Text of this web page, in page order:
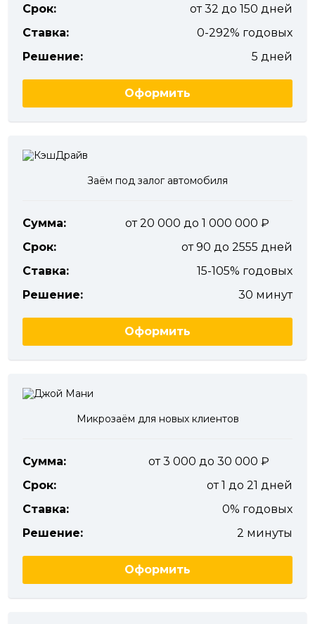
Срок:
от 32 до 150 дней
Ставка:
0-292% годовых
Решение:
5 дней
Оформить
Заём под залог автомобиля
Сумма:
от 20 000 до 1 000 000
Срок:
от 90 до 2555 дней
Ставка:
15-105% годовых
Решение:
30 минут
Оформить
Микрозаём для новых клиентов
Сумма:
от 3 000 до 30 000
Срок:
от 1 до 21 дней
Ставка:
0% годовых
Решение:
2 минуты
Оформить